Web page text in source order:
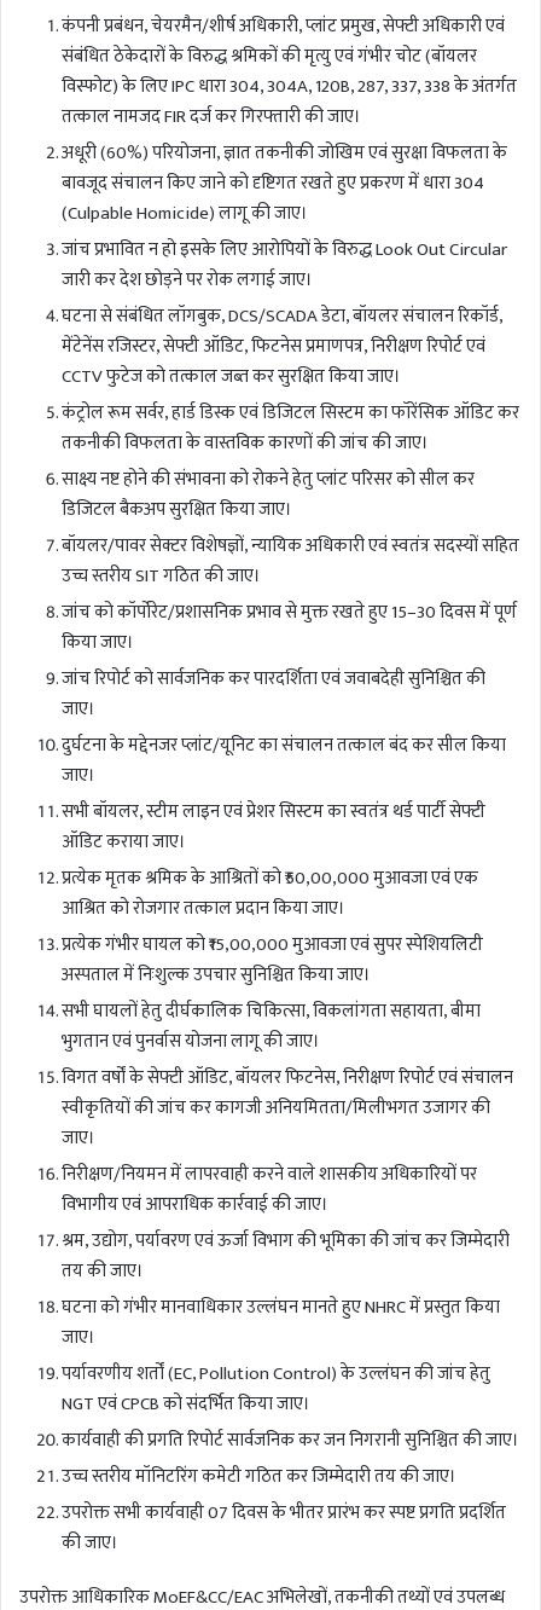
कंपनी प्रबंधन, चेयरमैन/शीर्ष अधिकारी, प्लांट प्रमुख, सेफ्टी अधिकारी एवं
संबंधित ठेकेदारों के विरुद्ध श्रमिकों की मृत्यु एवं गंभीर चोट (बॉयलर
विस्फोट) के लिए IPC धारा 304, 304A, 120B, 287, 337, 338 के अंतर्गत
तत्काल नामजद FIR दर्ज कर गिरफ्तारी की जाए।
अधूरी (60%) परियोजना, ज्ञात तकनीकी जोखिम एवं सुरक्षा विफलता के
बावजूद संचालन किए जाने को दृष्टिगत रखते हुए प्रकरण में धारा 304
(Culpable Homicide) लागू की जाए।
जांच प्रभावित न हो इसके लिए आरोपियों के विरुद्ध Look Out Circular
जारी कर देश छोड़ने पर रोक लगाई जाए।
घटना से संबंधित लॉगबुक, DCS/SCADA डेटा, बॉयलर संचालन रिकॉर्ड,
मेंटेनेंस रजिस्टर, सेफ्टी ऑडिट, फिटनेस प्रमाणपत्र, निरीक्षण रिपोर्ट एवं
CCTV फुटेज को तत्काल जब्त कर सुरक्षित किया जाए।
कंट्रोल रूम सर्वर, हार्ड डिस्क एवं डिजिटल सिस्टम का फॉरेंसिक ऑडिट कर
तकनीकी विफलता के वास्तविक कारणों की जांच की जाए।
साक्ष्य नष्ट होने की संभावना को रोकने हेतु प्लांट परिसर को सील कर
डिजिटल बैकअप सुरक्षित किया जाए।
बॉयलर/पावर सेक्टर विशेषज्ञों, न्यायिक अधिकारी एवं स्वतंत्र सदस्यों सहित
उच्च स्तरीय SIT गठित की जाए।
जांच को कॉर्पोरेट/प्रशासनिक प्रभाव से मुक्त रखते हुए 15–30 दिवस में पूर्ण
किया जाए।
जांच रिपोर्ट को सार्वजनिक कर पारदर्शिता एवं जवाबदेही सुनिश्चित की
जाए।
दुर्घटना के मद्देनजर प्लांट/यूनिट का संचालन तत्काल बंद कर सील किया
जाए।
सभी बॉयलर, स्टीम लाइन एवं प्रेशर सिस्टम का स्वतंत्र थर्ड पार्टी सेफ्टी
ऑडिट कराया जाए।
प्रत्येक मृतक श्रमिक के आश्रितों को ₹50,00,000 मुआवजा एवं एक
आश्रित को रोजगार तत्काल प्रदान किया जाए।
प्रत्येक गंभीर घायल को ₹15,00,000 मुआवजा एवं सुपर स्पेशियलिटी
अस्पताल में निःशुल्क उपचार सुनिश्चित किया जाए।
सभी घायलों हेतु दीर्घकालिक चिकित्सा, विकलांगता सहायता, बीमा
भुगतान एवं पुनर्वास योजना लागू की जाए।
विगत वर्षों के सेफ्टी ऑडिट, बॉयलर फिटनेस, निरीक्षण रिपोर्ट एवं संचालन
स्वीकृतियों की जांच कर कागजी अनियमितता/मिलीभगत उजागर की
जाए।
निरीक्षण/नियमन में लापरवाही करने वाले शासकीय अधिकारियों पर
विभागीय एवं आपराधिक कार्रवाई की जाए।
श्रम, उद्योग, पर्यावरण एवं ऊर्जा विभाग की भूमिका की जांच कर जिम्मेदारी
तय की जाए।
घटना को गंभीर मानवाधिकार उल्लंघन मानते हुए NHRC में प्रस्तुत किया
जाए।
पर्यावरणीय शर्तों (EC, Pollution Control) के उल्लंघन की जांच हेतु
NGT एवं CPCB को संदर्भित किया जाए।
कार्यवाही की प्रगति रिपोर्ट सार्वजनिक कर जन निगरानी सुनिश्चित की जाए।
उच्च स्तरीय मॉनिटरिंग कमेटी गठित कर जिम्मेदारी तय की जाए।
उपरोक्त सभी कार्यवाही 07 दिवस के भीतर प्रारंभ कर स्पष्ट प्रगति प्रदर्शित
की जाए।
उपरोक्त आधिकारिक MoEF&CC/EAC अभिलेखों, तकनीकी तथ्यों एवं उपलब्ध